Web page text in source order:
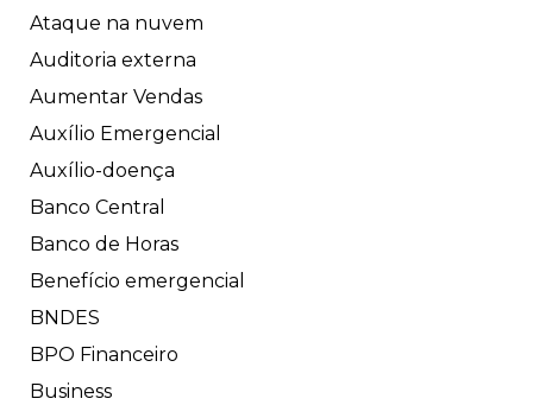
Ataque na nuvem
Auditoria externa
Aumentar Vendas
Auxílio Emergencial
Auxílio-doença
Banco Central
Banco de Horas
Benefício emergencial
BNDES
BPO Financeiro
Business